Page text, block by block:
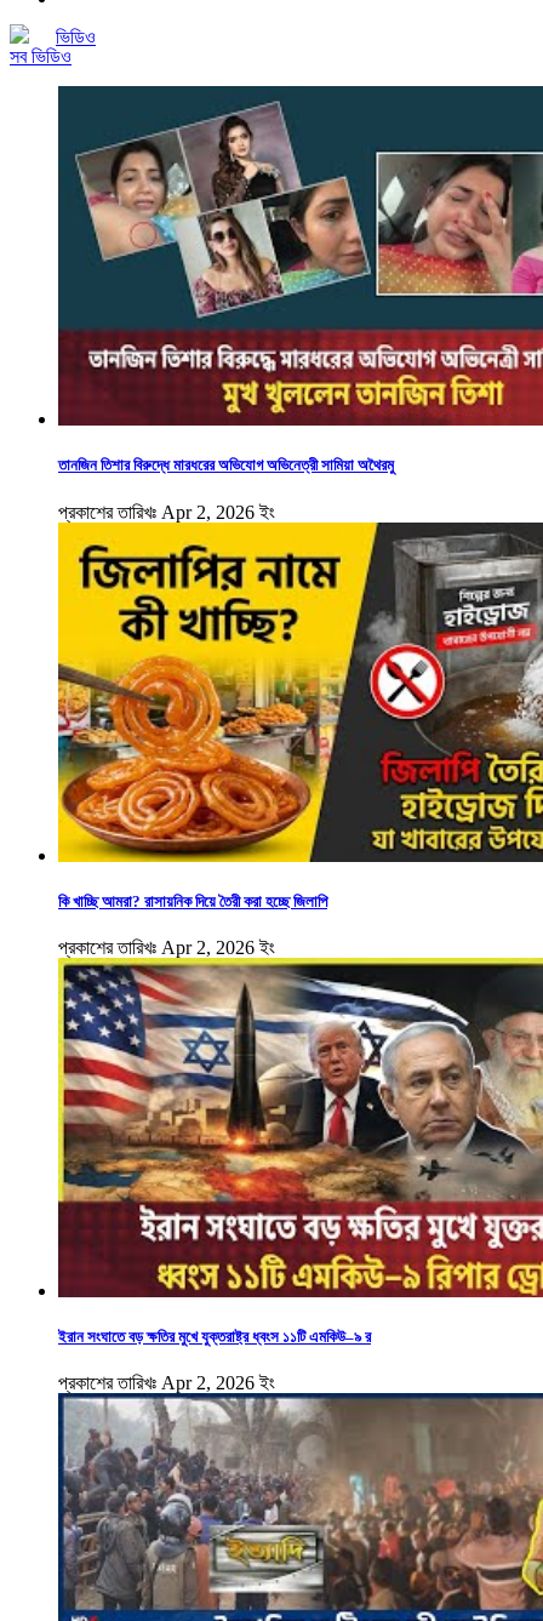
ভিডিও
সব ভিডিও
তানজিন তিশার বিরুদ্ধে মারধরের অভিযোগ অভিনেত্রী সামিয়া অথৈরমু
প্রকাশের তারিখঃ Apr 2, 2026 ইং
কি খাচ্ছি আমরা? রাসায়নিক দিয়ে তৈরী করা হচ্ছে জিলাপি
প্রকাশের তারিখঃ Apr 2, 2026 ইং
ইরান সংঘাতে বড় ক্ষতির মুখে যুক্তরাষ্ট্র ধ্বংস ১১টি এমকিউ–৯ র
প্রকাশের তারিখঃ Apr 2, 2026 ইং